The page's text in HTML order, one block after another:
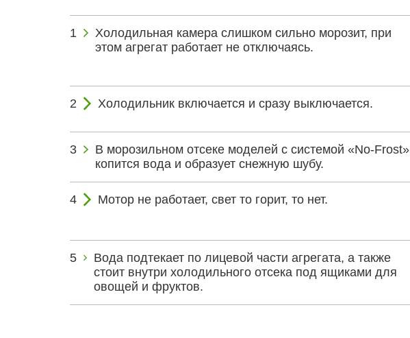
Холодильная камера слишком сильно морозит, при
этом агрегат работает не отключаясь.
Холодильник включается и сразу выключается.
В морозильном отсеке моделей с системой «No-Frost»
копится вода и образует снежную шубу.
Мотор не работает, свет то горит, то нет.
Вода подтекает по лицевой части агрегата, а также
стоит внутри холодильного отсека под ящиками для
овощей и фруктов.